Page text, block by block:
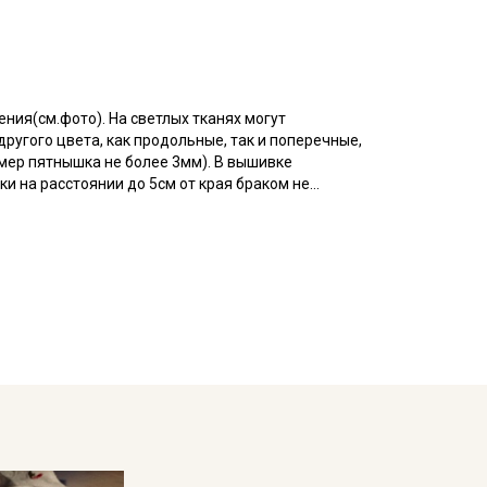
На светлых тканях могут
цвета, как продольные, так и поперечные,
пятнышка не более 3мм). В вышивке
на расстоянии до 5см от края браком не
вышивка нанесена не по плетению нитей.